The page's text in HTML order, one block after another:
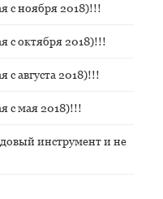
с ноября 2018)!!!
с октября 2018)!!!
с августа 2018)!!!
с мая 2018)!!!
инструмент и не